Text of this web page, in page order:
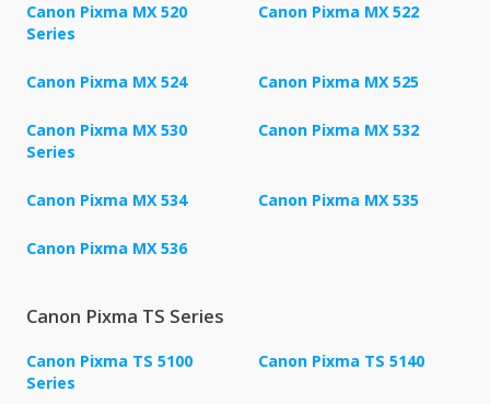
Canon Pixma MX 520
Series
Canon Pixma MX 522
Canon Pixma MX 524 Canon Pixma MX 525
Canon Pixma MX 530
Series
Canon Pixma MX 532
Canon Pixma MX 534 Canon Pixma MX 535
Canon Pixma MX 536
Canon Pixma TS Series
Canon Pixma TS 5100
Series
Canon Pixma TS 5140